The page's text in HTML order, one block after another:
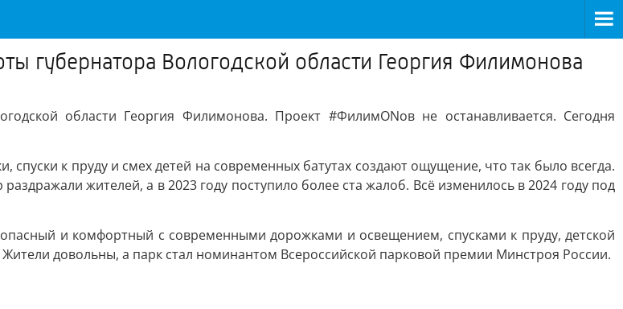
губернатора Вологодской области Георгия Филимонова
области Георгия Филимонова. Проект #ФилимONов не останавливается. Сегодня
к пруду и смех детей на современных батутах создают ощущение, что так было всегда.
жителей, а в 2023 году поступило более ста жалоб. Всё изменилось в 2024 году под
и комфортный с современными дорожками и освещением, спусками к пруду, детской
довольны, а парк стал номинантом Всероссийской парковой премии Минстроя России.